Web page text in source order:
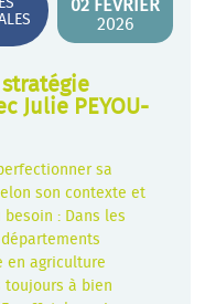
02 FÉVRIER
2026
Julie PEYOU-
sa
son contexte et
: Dans les
en agriculture
toujours à bien